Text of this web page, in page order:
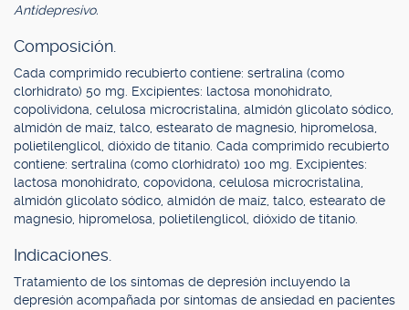
Antidepresivo.
Composición.
Cada comprimido recubierto contiene: sertralina (como
clorhidrato) 50 mg. Excipientes: lactosa monohidrato,
copolividona, celulosa microcristalina, almidón glicolato sódico,
almidón de maíz, talco, estearato de magnesio, hipromelosa,
polietilenglicol, dióxido de titanio. Cada comprimido recubierto
contiene: sertralina (como clorhidrato) 100 mg. Excipientes:
lactosa monohidrato, copovidona, celulosa microcristalina,
almidón glicolato sódico, almidón de maíz, talco, estearato de
magnesio, hipromelosa, polietilenglicol, dióxido de titanio.
Indicaciones.
Tratamiento de los síntomas de depresión incluyendo la
depresión acompañada por síntomas de ansiedad en pacientes